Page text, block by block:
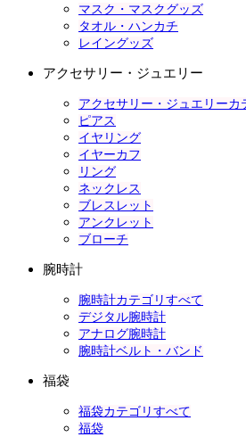
マスク・マスクグッズ
タオル・ハンカチ
レイングッズ
アクセサリー・ジュエリー
アクセサリー・ジュエリーカ
ピアス
イヤリング
イヤーカフ
リング
ネックレス
ブレスレット
アンクレット
ブローチ
腕時計
腕時計カテゴリすべて
デジタル腕時計
アナログ腕時計
腕時計ベルト・バンド
福袋
福袋カテゴリすべて
福袋